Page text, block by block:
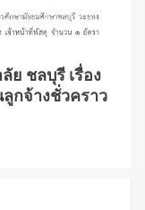
ย ชลบุรี เรื่อง
กจ้างชั่วคราว